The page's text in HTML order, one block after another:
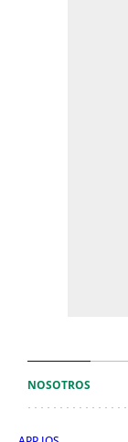
NOSOTROS